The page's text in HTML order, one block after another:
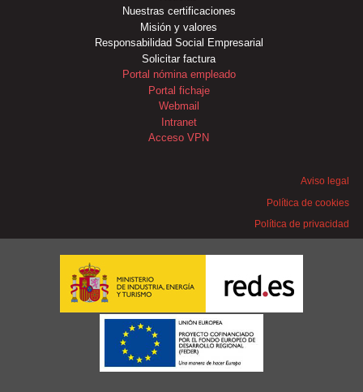
Nuestras certificaciones
Misión y valores
Responsabilidad Social Empresarial
Solicitar factura
Portal nómina empleado
Portal fichaje
Webmail
Intranet
Acceso VPN
Aviso legal
Política de cookies
Política de privacidad